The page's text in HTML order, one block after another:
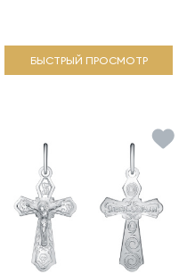
БЫСТРЫЙ ПРОСМОТР